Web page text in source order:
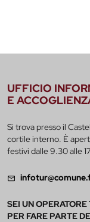
UFFICIO
E
Si trova presso il
cortile interno. È
festivi dalle 9.30 alle
SEI UN
PER FARE PARTE